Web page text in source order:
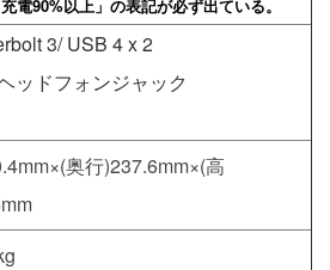
電90%以上」の表記が必ず出ている。
3/ USB 4 x 2
ッドフォンジャック
奥行)237.6mm×(高